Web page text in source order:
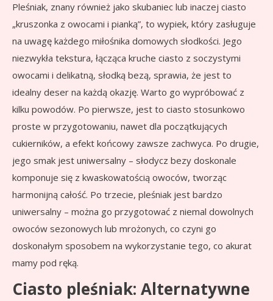
Pleśniak, znany również jako skubaniec lub inaczej ciasto
„kruszonka z owocami i pianką”, to wypiek, który zasługuje
na uwagę każdego miłośnika domowych słodkości. Jego
niezwykła tekstura, łącząca kruche ciasto z soczystymi
owocami i delikatną, słodką bezą, sprawia, że jest to
idealny deser na każdą okazję. Warto go wypróbować z
kilku powodów. Po pierwsze, jest to ciasto stosunkowo
proste w przygotowaniu, nawet dla początkujących
cukierników, a efekt końcowy zawsze zachwyca. Po drugie,
jego smak jest uniwersalny – słodycz bezy doskonale
komponuje się z kwaskowatością owoców, tworząc
harmonijną całość. Po trzecie, pleśniak jest bardzo
uniwersalny – można go przygotować z niemal dowolnych
owoców sezonowych lub mrożonych, co czyni go
doskonałym sposobem na wykorzystanie tego, co akurat
mamy pod ręką.
Ciasto pleśniak: Alternatywne